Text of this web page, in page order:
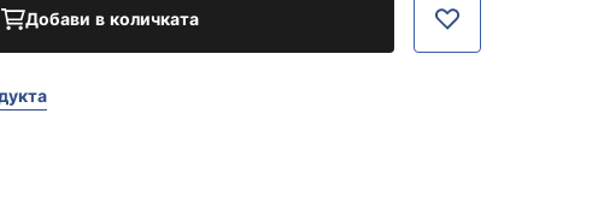
Добави в количката